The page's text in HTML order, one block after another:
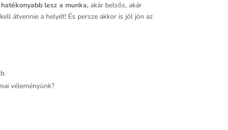
lesz a munka, akár belsős, akár
átvennie a helyét! És persze akkor is jól jön az
véleményünk?